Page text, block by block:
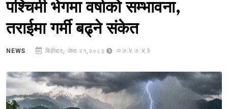
पश्चिमी भेगमा वर्षाको सम्भावना,
तराईमा गर्मी बढ्ने संकेत
NEWS बिहीबार, जेष्ठ २१,२०८३ 07:57:53